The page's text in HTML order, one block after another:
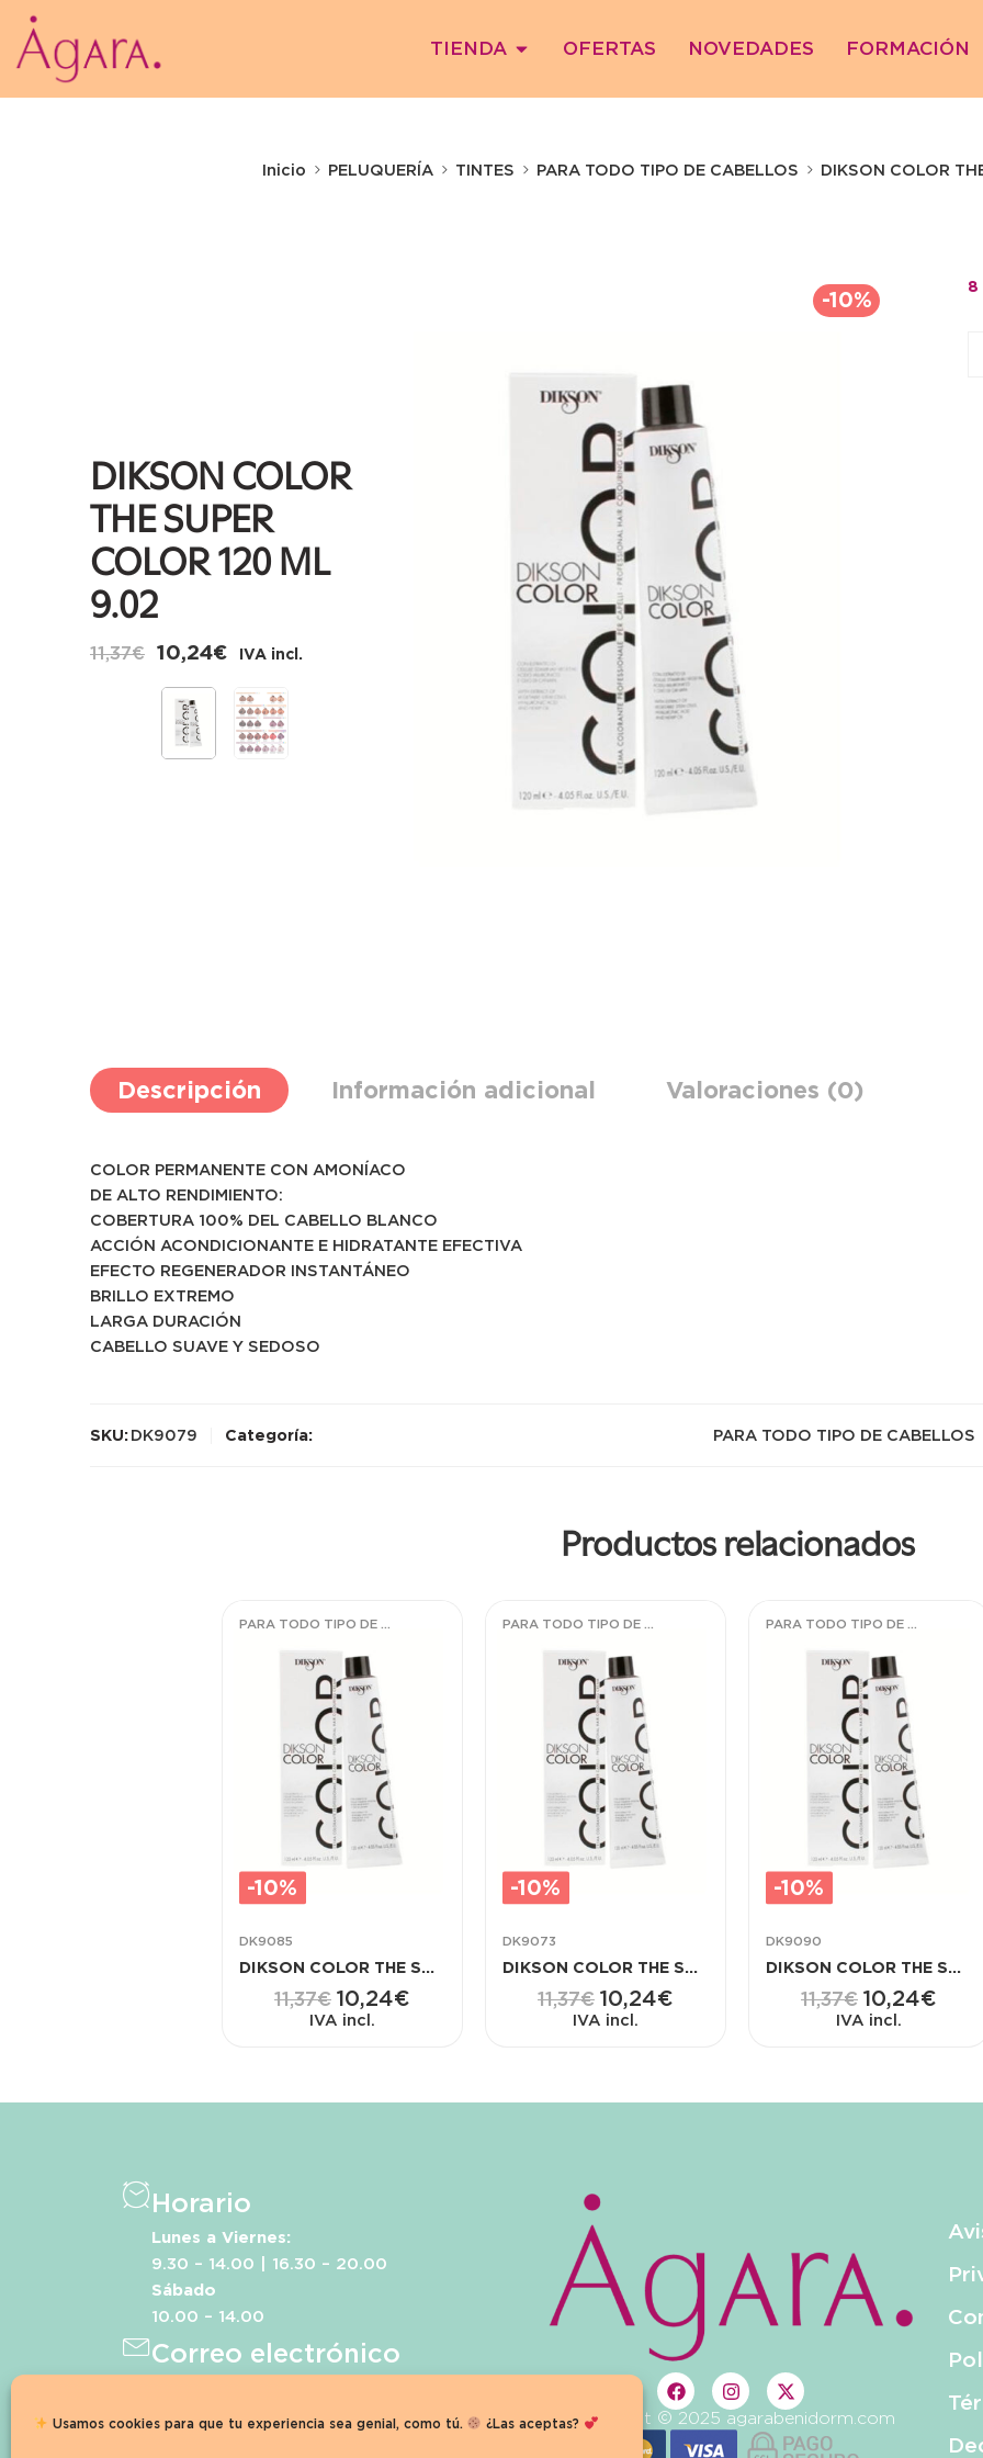
Usamos cookies para que tu experiencia sea genial, como tú. ¿Las aceptas?
TIENDA OFERTAS NOVEDADES FORMACIÓN
Inicio PELUQUERÍA TINTES PARA TODO TIPO DE CABELLOS DIKSON COLOR
DIKSON COLOR
THE SUPER
COLOR 120 ML
9.02
11,37€ 10,24€ IVA incl.
-10%
8
Descripción Información adicional Valoraciones (0)
COLOR PERMANENTE CON AMONÍACO
DE ALTO RENDIMIENTO:
COBERTURA 100% DEL CABELLO BLANCO
ACCIÓN ACONDICIONANTE E HIDRATANTE EFECTIVA
EFECTO REGENERADOR INSTANTÁNEO
BRILLO EXTREMO
LARGA DURACIÓN
CABELLO SUAVE Y SEDOSO
SKU:DK9079 Categoría: PARA TODO TIPO DE CABELLOS
Productos relacionados
PARA TODO TIPO DE CABELLOS
DK9085
DIKSON COLOR THE SUPER COLOR 120 ML 8.72
-10%
11,37€ 10,24€
IVA incl.
PARA TODO TIPO DE CABELLOS
DK9073
DIKSON COLOR THE SUPER COLOR 120 ML 5.26
-10%
11,37€ 10,24€
IVA incl.
PARA TODO TIPO DE CABELLOS
DK9090
DIKSON COLOR THE SUPER COLOR 120 ML 9.7
-10%
11,37€ 10,24€
IVA incl.
Horario
Lunes a Viernes:
9.30 – 14.00 | 16.30 – 20.00
Sábado
10.00 – 14.00
Correo electrónico
Teléfono Copyright © 2025 agarabenidorm.com